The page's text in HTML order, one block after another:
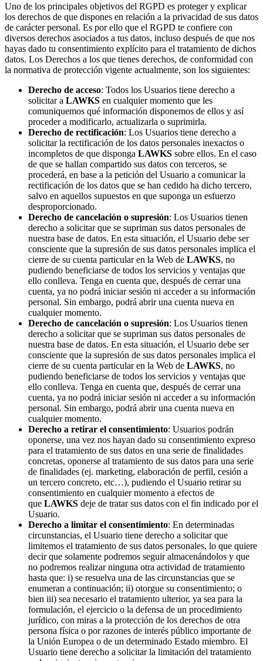
Uno de los principales objetivos del RGPD es proteger y explicar
los derechos de que dispones en relación a la privacidad de sus datos
de carácter personal. Es por ello que el RGPD te confiere con
diversos derechos asociados a tus datos, incluso después de que nos
hayas dado tu consentimiento explícito para el tratamiento de dichos
datos. Los Derechos a los que tienes derechos, de conformidad con
la normativa de protección vigente actualmente, son los siguientes:
Derecho de acceso: Todos los Usuarios tiene derecho a
solicitar a LAWKS en cualquier momento que les
comuniquemos qué información disponemos de ellos y así
proceder a modificarlo, actualizarla o suprimirla.
Derecho de rectificación: Los Usuarios tiene derecho a
solicitar la rectificación de los datos personales inexactos o
incompletos de que disponga LAWKS sobre ellos. En el caso
de que se hallan compartido sus datos con terceros, se
procederá, en base a la petición del Usuario a comunicar la
rectificación de los datos que se han cedido ha dicho tercero,
salvo en aquellos supuestos en que suponga un esfuerzo
desproporcionado.
Derecho de cancelación o supresión: Los Usuarios tienen
derecho a solicitar que se supriman sus datos personales de
nuestra base de datos. En esta situación, el Usuario debe ser
consciente que la supresión de sus datos personales implica el
cierre de su cuenta particular en la Web de LAWKS, no
pudiendo beneficiarse de todos los servicios y ventajas que
ello conlleva. Tenga en cuenta que, después de cerrar una
cuenta, ya no podrá iniciar sesión ni acceder a su información
personal. Sin embargo, podrá abrir una cuenta nueva en
cualquier momento.
Derecho de cancelación o supresión: Los Usuarios tienen
derecho a solicitar que se supriman sus datos personales de
nuestra base de datos. En esta situación, el Usuario debe ser
consciente que la supresión de sus datos personales implica el
cierre de su cuenta particular en la Web de LAWKS, no
pudiendo beneficiarse de todos los servicios y ventajas que
ello conlleva. Tenga en cuenta que, después de cerrar una
cuenta, ya no podrá iniciar sesión ni acceder a su información
personal. Sin embargo, podrá abrir una cuenta nueva en
cualquier momento.
Derecho a retirar el consentimiento: Usuarios podrán
oponerse, una vez nos hayan dado su consentimiento expreso
para el tratamiento de sus datos en una serie de finalidades
concretas, oponerse al tratamiento de sus datos para una serie
de finalidades (ej. marketing, elaboración de perfil, cesión a
un tercero concreto, etc…), pudiendo el Usuario retirar su
consentimiento en cualquier momento a efectos de
que LAWKS deje de tratar sus datos con el fin indicado por el
Usuario.
Derecho a limitar el consentimiento: En determinadas
circunstancias, el Usuario tiene derecho a solicitar que
limitemos el tratamiento de sus datos personales, lo que quiere
decir que solamente podremos seguir almacenándolos y que
no podremos realizar ninguna otra actividad de tratamiento
hasta que: i) se resuelva una de las circunstancias que se
enumeran a continuación; ii) otorgue su consentimiento; o
bien iii) sea necesario el tratamiento ulterior, ya sea para la
formulación, el ejercicio o la defensa de un procedimiento
jurídico, con miras a la protección de los derechos de otra
persona física o por razones de interés público importante de
la Unión Europea o de un determinado Estado miembro. El
Usuario tiene derecho a solicitar la limitación del tratamiento